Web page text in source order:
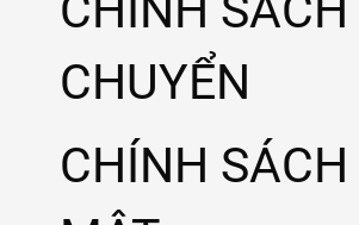
CHUYỂN
CHÍNH SÁCH